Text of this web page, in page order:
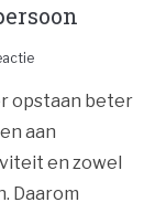
opstaan beter
aan
en zowel
Daarom